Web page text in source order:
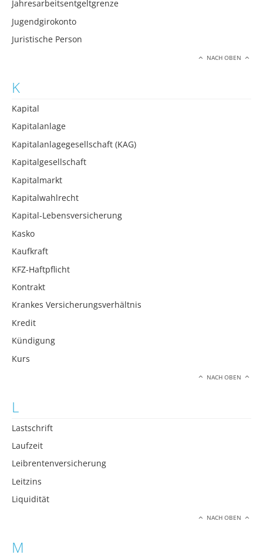
Jahresarbeitsentgeltgrenze
Jugendgirokonto
Juristische Person
NACH OBEN
K
Kapital
Kapitalanlage
Kapitalanlagegesellschaft (KAG)
Kapitalgesellschaft
Kapitalmarkt
Kapitalwahlrecht
Kapital-Lebensversicherung
Kasko
Kaufkraft
KFZ-Haftpflicht
Kontrakt
Krankes Versicherungsverhältnis
Kredit
Kündigung
Kurs
NACH OBEN
L
Lastschrift
Laufzeit
Leibrentenversicherung
Leitzins
Liquidität
NACH OBEN
M